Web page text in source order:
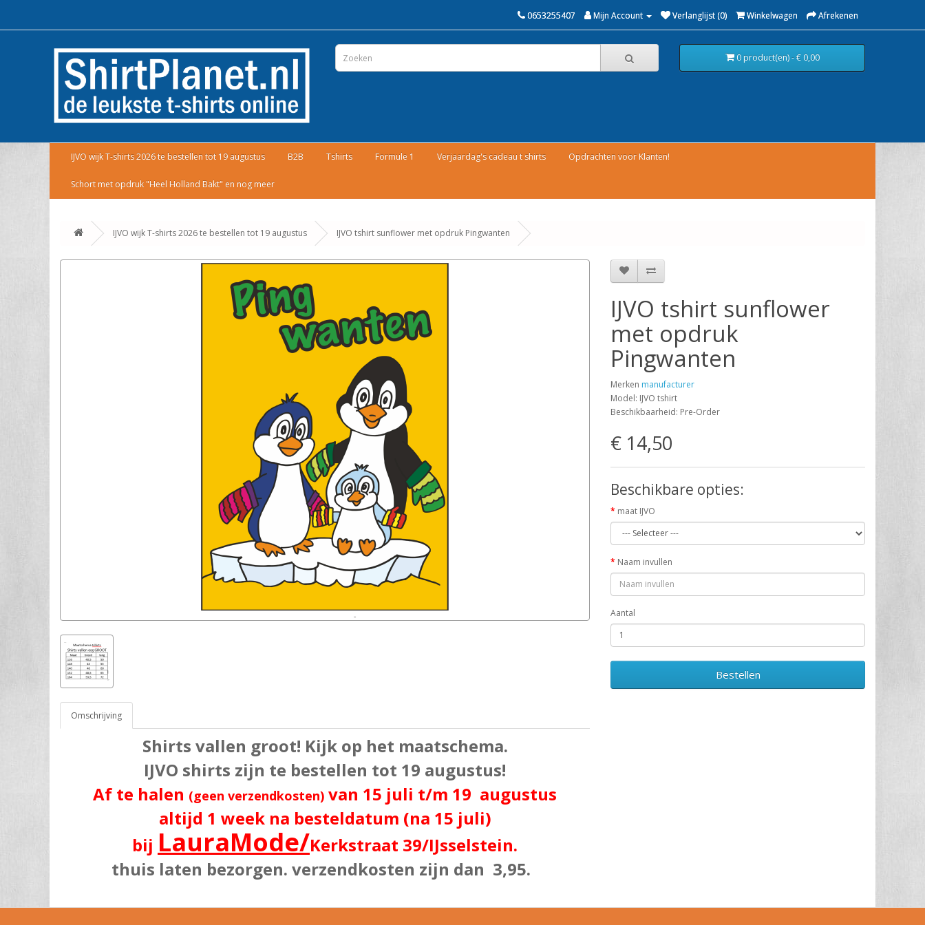
0653255407 Mijn Account Verlanglijst (0) Winkelwagen Afrekenen
0 product(en) - € 0,00
IJVO wijk T-shirts 2026 te bestellen tot 19 augustus B2B Tshirts Formule 1 Verjaardag's cadeau t shirts Opdrachten voor Klanten!
Schort met opdruk "Heel Holland Bakt" en nog meer
IJVO wijk T-shirts 2026 te bestellen tot 19 augustus IJVO tshirt sunflower met opdruk Pingwanten
Omschrijving
Shirts vallen groot! Kijk op het maatschema.
IJVO shirts zijn te bestellen tot 19 augustus!
Af te halen (geen verzendkosten) van 15 juli t/m 19 augustus
altijd 1 week na besteldatum (na 15 juli)
bij LauraMode/Kerkstraat 39/IJsselstein.
thuis laten bezorgen. verzendkosten zijn dan 3,95.
IJVO tshirt sunflower
met opdruk
Pingwanten
Merken manufacturer
Model: IJVO tshirt
Beschikbaarheid: Pre-Order
€ 14,50
Beschikbare opties:
maat IJVO
Naam invullen
Aantal
Bestellen